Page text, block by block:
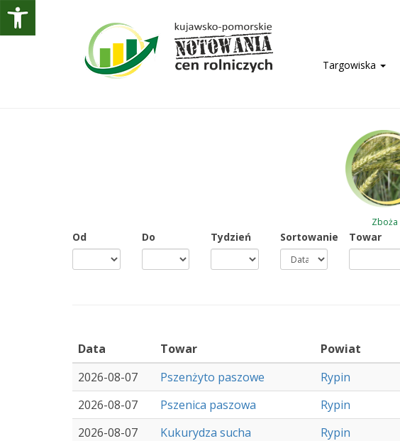
Targowiska
Zboża
Od Do Tydzień Sortowanie Towar
Data Towar Powiat
2026-08-07
Pszenżyto paszowe Rypin
2026-08-07
Pszenica paszowa Rypin
2026-08-07
Kukurydza sucha Rypin